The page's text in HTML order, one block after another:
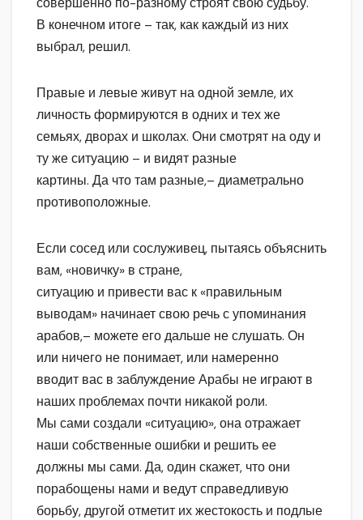
В конечном итоге – так, как каждый из них
выбрал, решил.
Правые и левые живут на одной земле, их
личность формируются в одних и тех же
семьях, дворах и школах. Они смотрят на оду и
ту же ситуацию – и видят разные
картины. Да что там разные,– диаметрально
противоположные.
Если сосед или сослуживец, пытаясь объяснить
вам, «новичку» в стране,
ситуацию и привести вас к «правильным
выводам» начинает свою речь с упоминания
арабов,– можете его дальше не слушать. Он
или ничего не понимает, или намеренно
вводит вас в заблуждение Арабы не играют в
наших проблемах почти никакой роли.
Мы сами создали «ситуацию», она отражает
наши собственные ошибки и решить ее
должны мы сами. Да, один скажет, что они
порабощены нами и ведут справедливую
борьбу, другой отметит их жестокость и подлые